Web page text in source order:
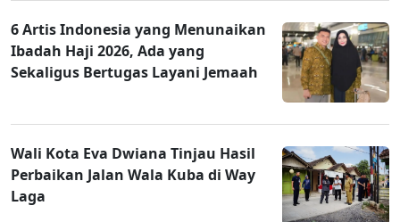
6 Artis Indonesia yang Menunaikan
Ibadah Haji 2026, Ada yang
Sekaligus Bertugas Layani Jemaah
Wali Kota Eva Dwiana Tinjau Hasil
Perbaikan Jalan Wala Kuba di Way
Laga